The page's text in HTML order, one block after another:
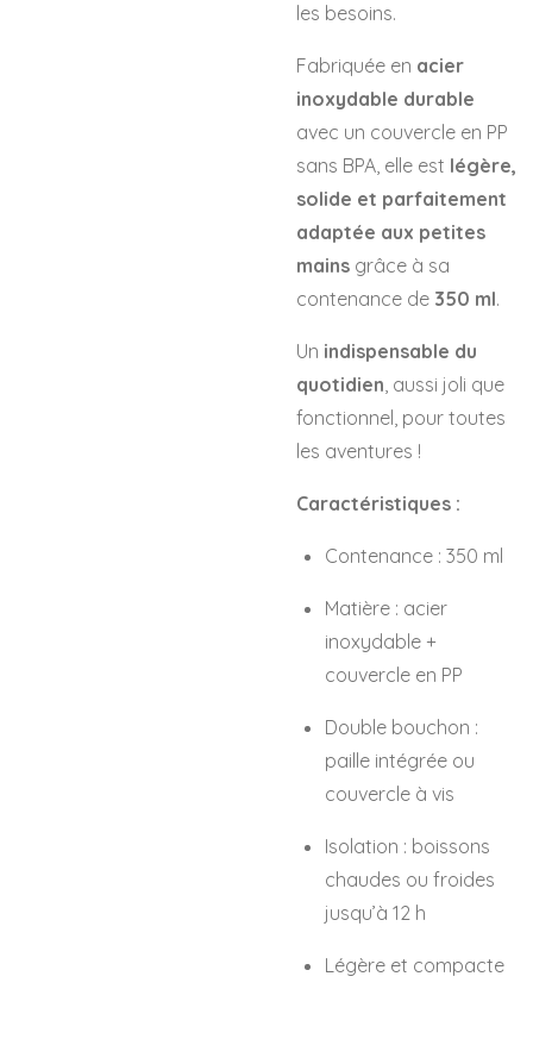
les besoins.
Fabriquée en acier
inoxydable durable
avec un couvercle en PP
sans BPA, elle est légère,
solide et parfaitement
adaptée aux petites
mains grâce à sa
contenance de 350 ml.
Un indispensable du
quotidien, aussi joli que
fonctionnel, pour toutes
les aventures !
Caractéristiques :
Contenance : 350 ml
Matière : acier
inoxydable +
couvercle en PP
Double bouchon :
paille intégrée ou
couvercle à vis
Isolation : boissons
chaudes ou froides
jusqu’à 12 h
Légère et compacte